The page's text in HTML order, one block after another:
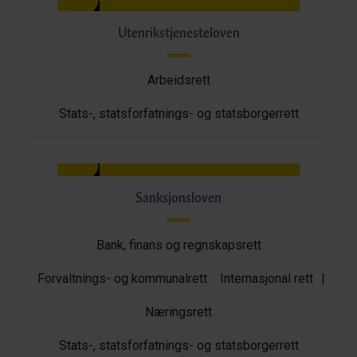
Utenrikstjenesteloven
Arbeidsrett
Stats-, statsforfatnings- og statsborgerrett
Sanksjonsloven
Bank, finans og regnskapsrett
Forvaltnings- og kommunalrett Internasjonal rett |
Næringsrett
Stats-, statsforfatnings- og statsborgerrett